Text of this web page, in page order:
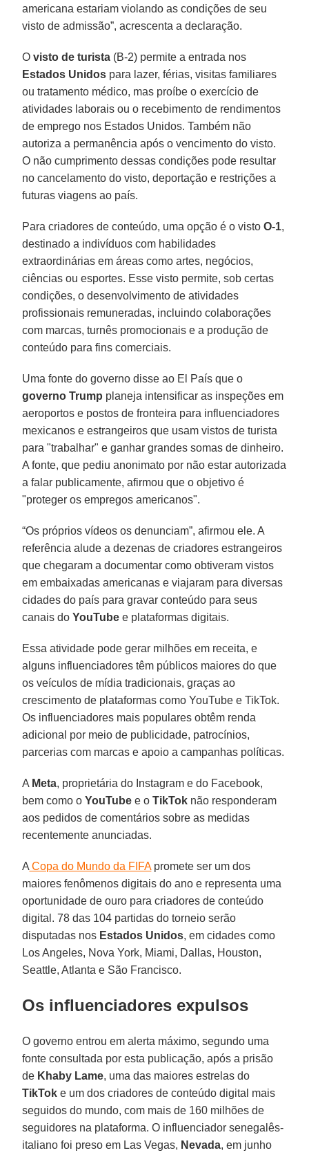
americana estariam violando as condições de seu
visto de admissão”, acrescenta a declaração.
Ovisto de turista (B-2) permite a entrada nos
Estados Unidos para lazer, férias, visitas familiares
ou tratamento médico, mas proíbe o exercício de
atividades laborais ou o recebimento de rendimentos
de emprego nos Estados Unidos. Também não
autoriza a permanência após o vencimento do visto.
O não cumprimento dessas condições pode resultar
no cancelamento do visto, deportação e restrições a
futuras viagens ao país.
Para criadores de conteúdo, uma opção é o vistoO-1,
destinado a indivíduos com habilidades
extraordinárias em áreas como artes, negócios,
ciências ou esportes. Esse visto permite, sob certas
condições, o desenvolvimento de atividades
profissionais remuneradas, incluindo colaborações
com marcas, turnês promocionais e a produção de
conteúdo para fins comerciais.
Uma fonte do governo disse ao El País que o
governo Trump planeja intensificar as inspeções em
aeroportos e postos de fronteira para influenciadores
mexicanos e estrangeiros que usam vistos de turista
para "trabalhar" e ganhar grandes somas de dinheiro.
A fonte, que pediu anonimato por não estar autorizada
a falar publicamente, afirmou que o objetivo é
"proteger os empregos americanos".
“Os próprios vídeos os denunciam”, afirmou ele. A
referência alude a dezenas de criadores estrangeiros
que chegaram a documentar como obtiveram vistos
em embaixadas americanas e viajaram para diversas
cidades do país para gravar conteúdo para seus
canais doYouTube e plataformas digitais.
Essa atividade pode gerar milhões em receita, e
alguns influenciadores têm públicos maiores do que
os veículos de mídia tradicionais, graças ao
crescimento de plataformas como YouTube e TikTok.
Os influenciadores mais populares obtêm renda
adicional por meio de publicidade, patrocínios,
parcerias com marcas e apoio a campanhas políticas.
A Meta, proprietária do Instagram e do Facebook,
bem como oYouTube e oTikTok não responderam
aos pedidos de comentários sobre as medidas
recentemente anunciadas.
A Copa do Mundo da FIFApromete ser um dos
maiores fenômenos digitais do ano e representa uma
oportunidade de ouro para criadores de conteúdo
digital. 78 das 104 partidas do torneio serão
disputadas nos Estados Unidos, em cidades como
Los Angeles, Nova York, Miami, Dallas, Houston,
Seattle, Atlanta e São Francisco.
Os influenciadores expulsos
O governo entrou em alerta máximo, segundo uma
fonte consultada por esta publicação, após a prisão
de Khaby Lame, uma das maiores estrelas do
TikTok e um dos criadores de conteúdo digital mais
seguidos do mundo, com mais de 160 milhões de
seguidores na plataforma. O influenciador senegalês-
italiano foi preso em Las Vegas, Nevada, em junho